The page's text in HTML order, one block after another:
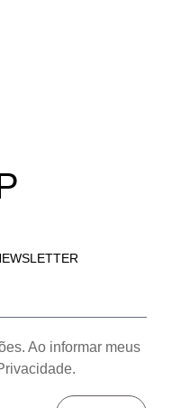
Ao informar meus